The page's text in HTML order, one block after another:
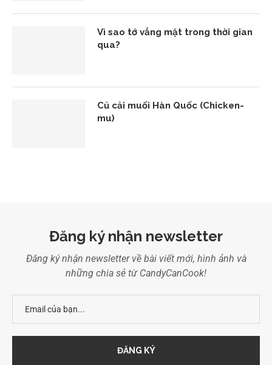
Vì sao tớ vắng mặt trong thời gian
qua?
Củ cải muối Hàn Quốc (Chicken-
mu)
Đăng ký nhận newsletter
Đăng ký nhận newsletter về bài viết mới, hình ảnh và
những chia sẻ từ CandyCanCook!